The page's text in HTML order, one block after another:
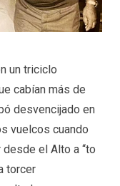
un triciclo
cabían más de
desvencijado en
vuelcos cuando
el Alto a “to
torcer